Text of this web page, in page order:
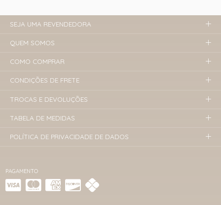
PAGAMENTO
SEJA UMA REVENDEDORA
QUEM SOMOS
COMO COMPRAR
CONDIÇÕES DE FRETE
TROCAS E DEVOLUÇÕES
TABELA DE MEDIDAS
POLÍTICA DE PRIVACIDADE DE DADOS